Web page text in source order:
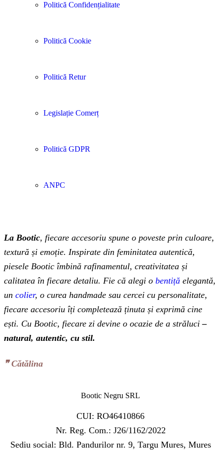
Politică Confidențialitate
Politică Cookie
Politică Retur
Legislație Comerț
Politică GDPR
ANPC
La Bootic, fiecare accesoriu spune o poveste prin culoare,
textură și emoție. Inspirate din feminitatea autentică,
piesele Bootic îmbină rafinamentul, creativitatea și
calitatea în fiecare detaliu. Fie că alegi o bentiță elegantă,
un colier, o curea handmade sau cercei cu personalitate,
fiecare accesoriu îți completează ținuta și exprimă cine
ești. Cu Bootic, fiecare zi devine o ocazie de a străluci –
natural, autentic, cu stil.
❞‬ Cătălina
Bootic Negru SRL
CUI: RO46410866
Nr. Reg. Com.: J26/1162/2022
Sediu social: Bld. Pandurilor nr. 9, Targu Mures, Mures